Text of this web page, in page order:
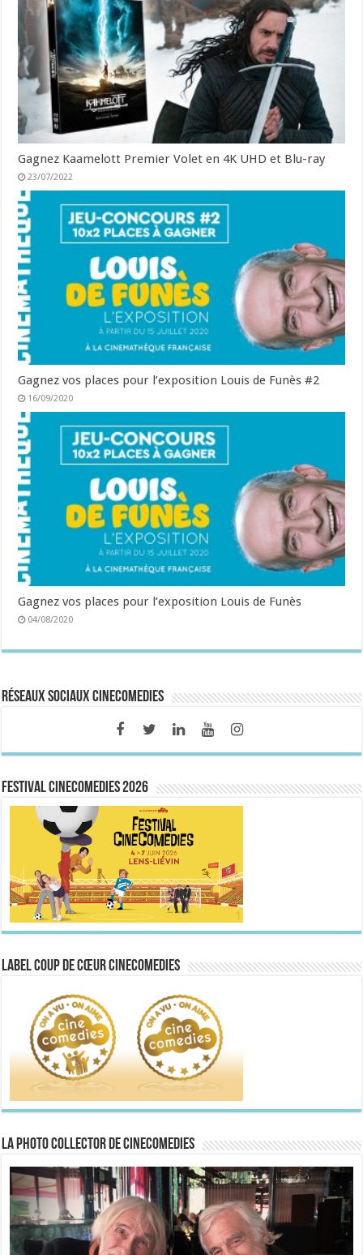
Gagnez Kaamelott Premier Volet en 4K UHD et Blu-ray
23/07/2022
Gagnez vos places pour l’exposition Louis de Funès #2
16/09/2020
Gagnez vos places pour l’exposition Louis de Funès
04/08/2020
Réseaux sociaux CineComedies
FESTIVAL CINECOMEDIES 2026
Label Coup de Cœur CineComedies
La Photo collector de CineComedies